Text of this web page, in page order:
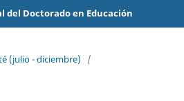
del Doctorado en Educación
(julio - diciembre)
/